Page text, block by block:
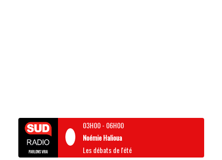
03H00- 06H00
Noémie Halioua
Les débats de l'été